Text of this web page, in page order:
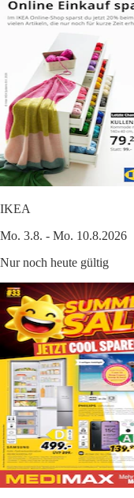
IKEA
Mo. 3.8. - Mo. 10.8.2026
Nur noch heute gültig